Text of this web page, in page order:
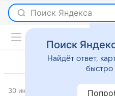
Поиск Яндекса
30 июля 2025 Светская жизнь
Поиск
Найдёт ответ,
быстро